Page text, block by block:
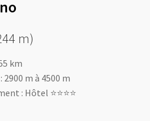
m)
km
m à 4500 m
: Hôtel ⭐️⭐️⭐️⭐️